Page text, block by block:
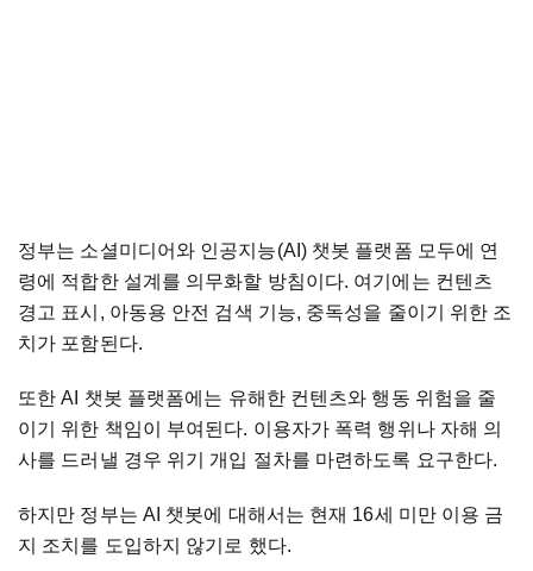
정부는 소셜미디어와 인공지능(AI) 챗봇 플랫폼 모두에 연
령에 적합한 설계를 의무화할 방침이다. 여기에는 컨텐츠
경고 표시, 아동용 안전 검색 기능, 중독성을 줄이기 위한 조
치가 포함된다.
또한 AI 챗봇 플랫폼에는 유해한 컨텐츠와 행동 위험을 줄
이기 위한 책임이 부여된다. 이용자가 폭력 행위나 자해 의
사를 드러낼 경우 위기 개입 절차를 마련하도록 요구한다.
하지만 정부는 AI 챗봇에 대해서는 현재 16세 미만 이용 금
지 조치를 도입하지 않기로 했다.